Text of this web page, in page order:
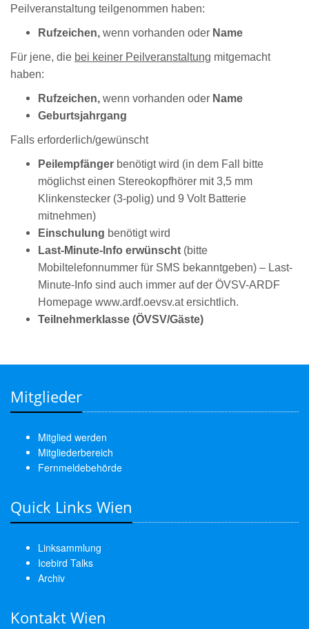
Peilveranstaltung teilgenommen haben:
Rufzeichen, wenn vorhanden oder Name
Für jene, die bei keiner Peilveranstaltung mitgemacht
haben:
Rufzeichen, wenn vorhanden oder Name
Geburtsjahrgang
Falls erforderlich/gewünscht
Peilempfänger benötigt wird (in dem Fall bitte
möglichst einen Stereokopfhörer mit 3,5 mm
Klinkenstecker (3-polig) und 9 Volt Batterie
mitnehmen)
Einschulung benötigt wird
Last-Minute-Info erwünscht (bitte
Mobiltelefonnummer für SMS bekanntgeben) – Last-
Minute-Info sind auch immer auf der ÖVSV-ARDF
Homepage www.ardf.oevsv.atersichtlich.
Teilnehmerklasse (ÖVSV/Gäste)
Mitglieder
Mitglied werden
Mitgliederbereich
Fernmeldebehörde
Quick Links Wien
Linksammlung
Icebird Talks
Archiv
Kontakt Wien